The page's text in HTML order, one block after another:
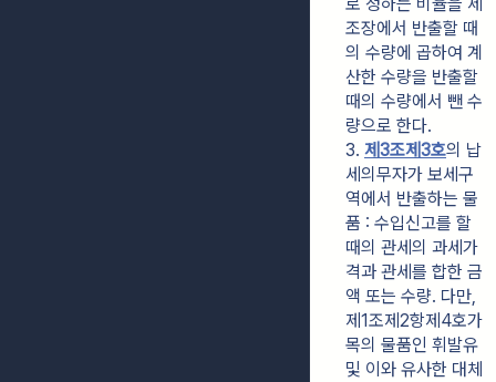
조장에서 반출할 때
의 수량에 곱하여 계
산한 수량을 반출할
때의 수량에서 뺀 수
량으로 한다.
3. 제3조제3호의 납
세의무자가 보세구
역에서 반출하는 물
품 : 수입신고를 할
때의 관세의 과세가
격과 관세를 합한 금
액 또는 수량. 다만,
제1조제2항제4호가
목의 물품인 휘발유
및 이와 유사한 대체